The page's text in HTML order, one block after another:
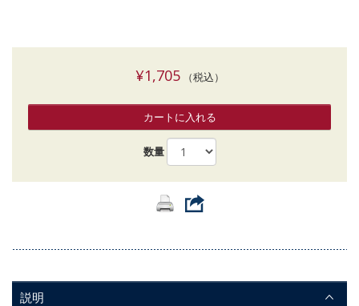
¥1,705（税込）
カートに入れる
数量
説明